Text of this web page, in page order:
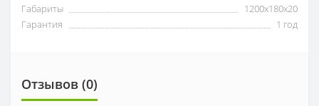
Габариты
1200x180х20
Гарантия
1 год
Отзывов (0)